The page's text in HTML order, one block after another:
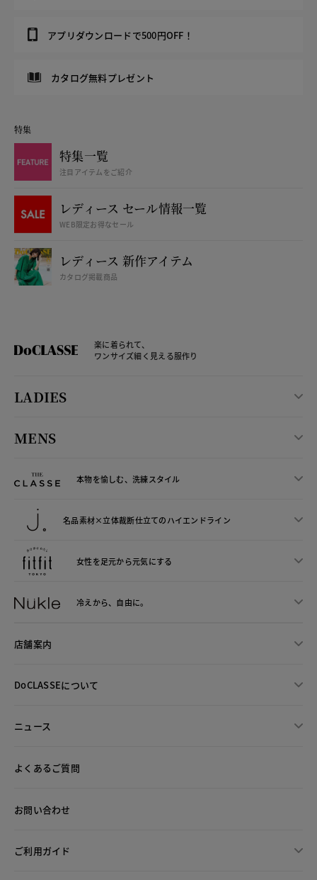
アプリダウンロードで500円OFF！
カタログ無料プレゼント
特集
特集一覧
注目アイテムをご紹介
レディース セール情報一覧
WEB限定お得なセール
レディース 新作アイテム
カタログ掲載商品
楽に着られて、
ワンサイズ細く見える服作り
LADIES
MENS
本物を愉しむ、洗練スタイル
名品素材×立体裁断仕立てのハイエンドライン
女性を足元から元気にする
冷えから、 自由に。
店舗案内
DoCLASSEについて
ニュース
よくあるご質問
お問い合わせ
ご利用ガイド